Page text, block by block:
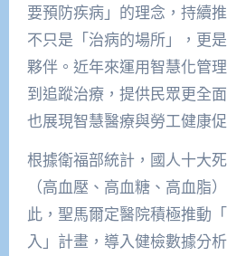
要預防疾病」的理念，持續
不只是「治病的場所」，更
夥伴。近年來運用智慧化管
到追蹤治療，提供民眾更全
也展現智慧醫療與勞工健康
根據衛福部統計，國人十大
（高血壓、高血糖、高血脂
此，聖馬爾定醫院積極推動
入」計畫，導入健檢數據分